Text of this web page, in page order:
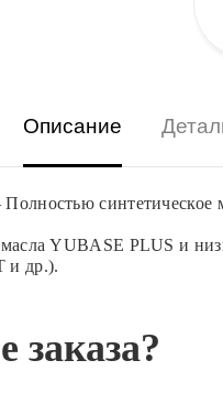
Описание
YUBASE PLUS и
и др.).
заказа?